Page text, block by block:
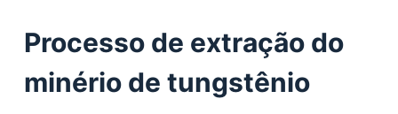
Processo de extração do
minério de tungstênio